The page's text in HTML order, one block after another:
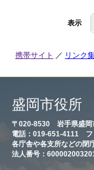
表示
携帯サイト リンク
盛岡市役所
〒020-8530 岩手県盛
電話：019-651-4111 フ
各庁舎や各支所などの閉
法人番号：